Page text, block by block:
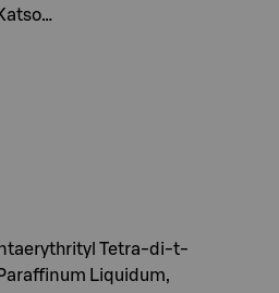
Tetra-di-t-
Liquidum,